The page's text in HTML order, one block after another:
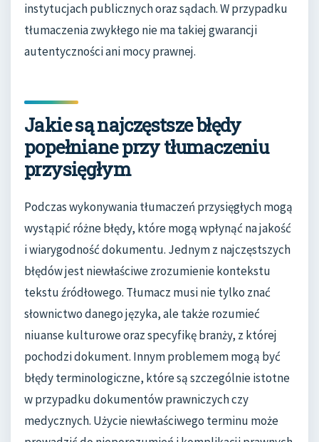
instytucjach publicznych oraz sądach. W przypadku
tłumaczenia zwykłego nie ma takiej gwarancji
autentyczności ani mocy prawnej.
Jakie są najczęstsze błędy
popełniane przy tłumaczeniu
przysięgłym
Podczas wykonywania tłumaczeń przysięgłych mogą
wystąpić różne błędy, które mogą wpłynąć na jakość
i wiarygodność dokumentu. Jednym z najczęstszych
błędów jest niewłaściwe zrozumienie kontekstu
tekstu źródłowego. Tłumacz musi nie tylko znać
słownictwo danego języka, ale także rozumieć
niuanse kulturowe oraz specyfikę branży, z której
pochodzi dokument. Innym problemem mogą być
błędy terminologiczne, które są szczególnie istotne
w przypadku dokumentów prawniczych czy
medycznych. Użycie niewłaściwego terminu może